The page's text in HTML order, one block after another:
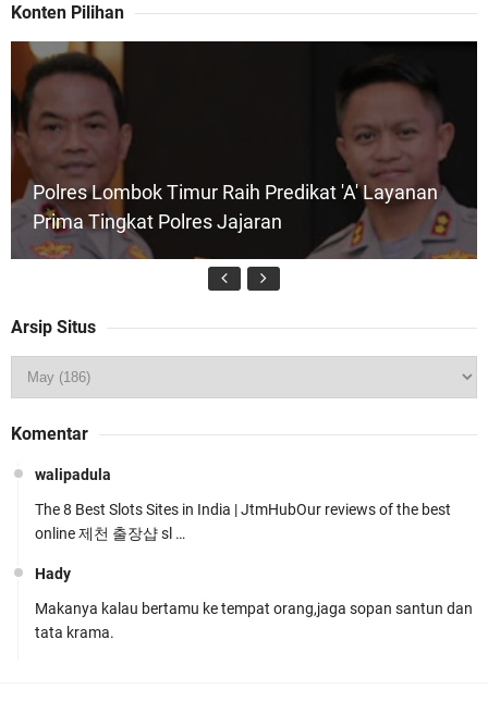
Konten Pilihan
Polres Lombok Timur Raih Predikat 'A' Layanan
Prima Tingkat Polres Jajaran
Wilayah Lombok Tengah
Kapolsek Gunungsari Resmi Diganti ,AKP Imran
Arsip Situs
Komentar
walipadula
The 8 Best Slots Sites in India | JtmHubOur reviews of the best
online 제천 출장샵 sl …
Hady
Makanya kalau bertamu ke tempat orang,jaga sopan santun dan
tata krama.